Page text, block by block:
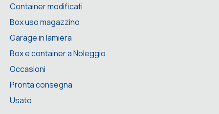
Container modificati
Box uso magazzino
Garage in lamiera
Box e container a Noleggio
Occasioni
Pronta consegna
Usato